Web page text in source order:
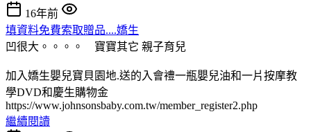
16年前
填資料免費索取贈品....嬌生
凹很大。。。。 寶寶其它 親子育兒
加入嬌生嬰兒寶貝園地.送的入會禮一瓶嬰兒油和一片按摩教
學DVD和慶生購物金
https://www.johnsonsbaby.com.tw/member_register2.php
繼續閱讀